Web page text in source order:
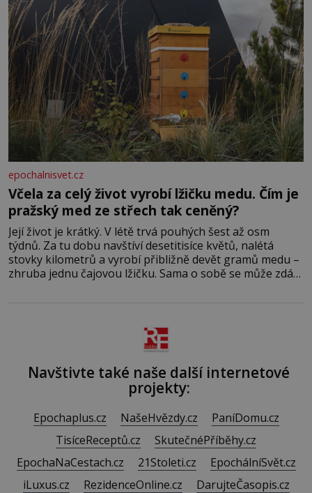
epochalnisvet.cz
Včela za celý život vyrobí lžičku medu. Čím je
pražský med ze střech tak ceněný?
Její život je krátký. V létě trvá pouhých šest až osm
týdnů. Za tu dobu navštíví desetitisíce květů, nalétá
stovky kilometrů a vyrobí přibližně devět gramů medu –
zhruba jednu čajovou lžičku. Sama o sobě se může zdát
Navštivte také naše další internetové
projekty:
Epochaplus.cz NašeHvězdy.cz
PaníDomu.cz
TisíceReceptů.cz
SkutečnéPříběhy.cz
EpochaNaCestach.cz
21Stoleti.cz
EpochálníSvět.cz
iLuxus.cz
RezidenceOnline.cz DarujteČasopis.cz